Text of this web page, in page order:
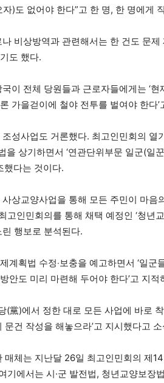
)도 없어야 한다”고 한 명, 한 명에게
비상방역과 관련해서는 한 건도 문
도 했다.
이 전체 당원들과 근로자들에게는 ‘
가을걷이에 철야 전투를 벌여야 한다
성사업도 거론했다. 최고인민회의 열
을 상기하면서 ‘연관단위부문 일군(일
했다는 것이다.
상교양사업을 통해 모든 주민이 마
고인민회의를 통해 채택 예정인 ‘청년
행보로 분석된다.
계획법 수정‧보충을 예고하면서 ‘일
안도 미리 마련해 두어야 한다’고 지적
(黨)에서 정한 대로 모든 사업에 바로
문건 작성을 해놓으라’고 지시했다고
매체는 지난달 26일 최고인민회의 제
기에서는 시·군 발전법, 청년교양보장